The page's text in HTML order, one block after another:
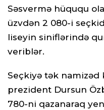
Səsvermə hüququ
üzvdən 2 080-i
liseyin siniflərində
veriblər.
Seçkiyə tək namizəd
prezident Dursun
780-ni qazanaraq